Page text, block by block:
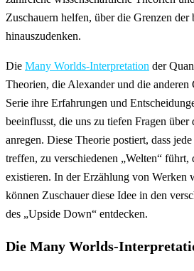
Zuschauern helfen, über die Grenzen der
hinauszudenken.
Die Many Worlds-Interpretation der
Theorien, die Alexander und die anderen
Serie ihre Erfahrungen und
beeinflusst, die uns zu tiefen Fragen
anregen. Diese Theorie postiert, dass
treffen, zu verschiedenen „Welten“ führt,
existieren. In der Erzählung von Werken
können Zuschauer diese Idee in den
des „Upside Down“ entdecken.
Die Many Worlds-